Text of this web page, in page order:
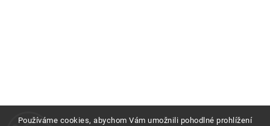
Používáme cookies, abychom Vám umožnili pohodlné prohlížení